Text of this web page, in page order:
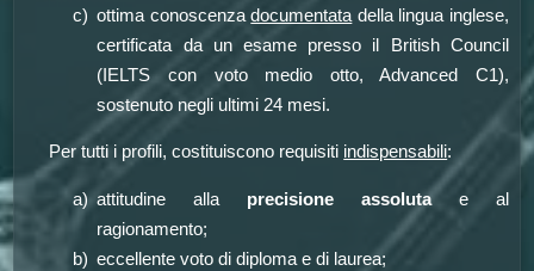
ottima conoscenzadocumentata della lingua inglese,
certificata da un esame presso il British Council
(IELTS con voto medio otto, Advanced C1),
sostenuto negli ultimi 24 mesi.
Per tutti i profili, costituiscono requisiti indispensabili:
attitudine alla precisione assolutae al
ragionamento;
eccellente voto di diploma e di laurea;